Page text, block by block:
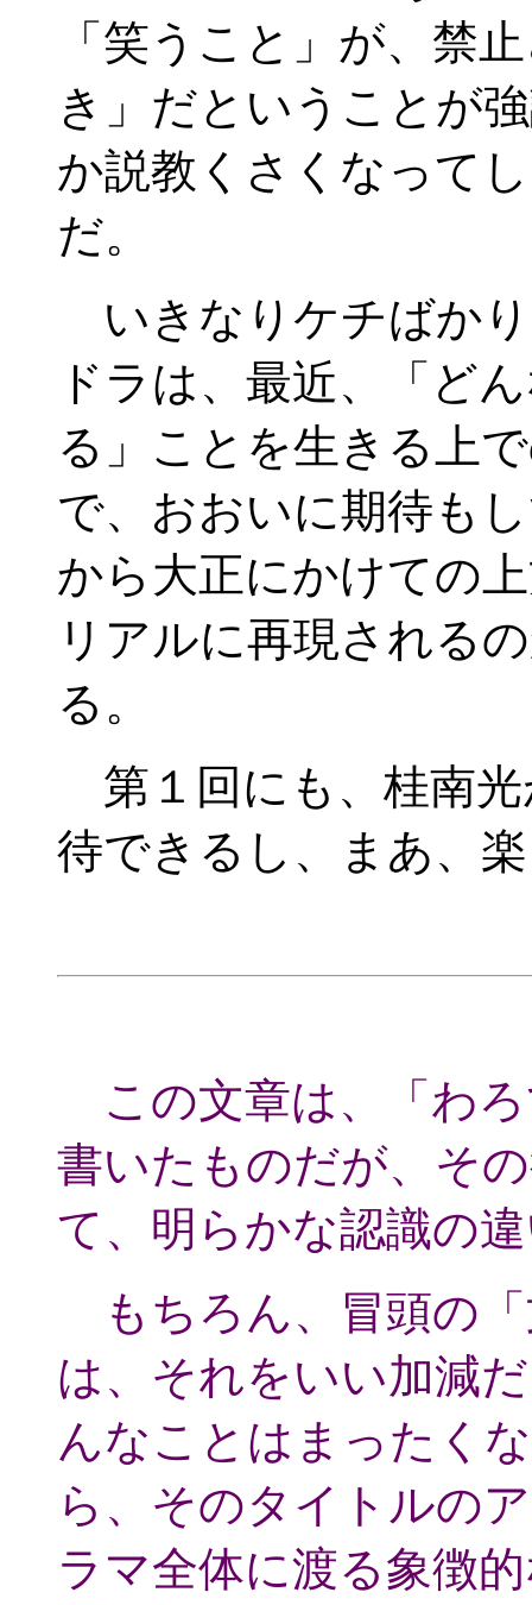
「笑うこと」が、禁
き」だということが
か説教くさくなって
だ。
いきなりケチばか
ドラは、最近、「ど
る」ことを生きる上
で、おおいに期待も
から大正にかけての
リアルに再現される
る。
第１回にも、桂南
待できるし、まあ、
この文章は、「わ
書いたものだが、そ
て、明らかな認識の
もちろん、冒頭の
は、それをいい加減
んなことはまったく
ら、そのタイトルの
ラマ全体に渡る象徴